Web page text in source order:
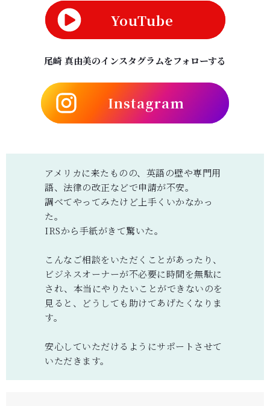
YouTube
尾崎 真由美のインスタグラムをフォローする
Instagram
アメリカに来たものの、英語の壁や専門用
語、法律の改正などで申請が不安。
調べてやってみたけど上手くいかなかっ
た。
IRSから手紙がきて驚いた。
こんなご相談をいただくことがあったり、
ビジネスオーナーが不必要に時間を無駄に
され、本当にやりたいことができないのを
見ると、どうしても助けてあげたくなりま
す。
安心していただけるようにサポートさせて
いただきます。